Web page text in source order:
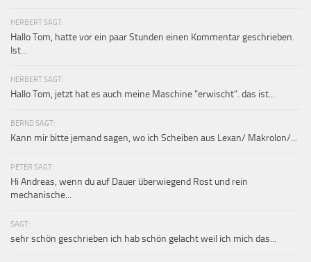
HERBERT SAGT:
Hallo Tom, hatte vor ein paar Stunden einen Kommentar geschrieben.
Ist...
HERBERT SAGT:
Hallo Tom, jetzt hat es auch meine Maschine "erwischt". das ist...
BERND SAGT:
Kann mir bitte jemand sagen, wo ich Scheiben aus Lexan/ Makrolon/...
PETER SAGT:
Hi Andreas, wenn du auf Dauer überwiegend Rost und rein
mechanische...
SAGT:
sehr schön geschrieben ich hab schön gelacht weil ich mich das...